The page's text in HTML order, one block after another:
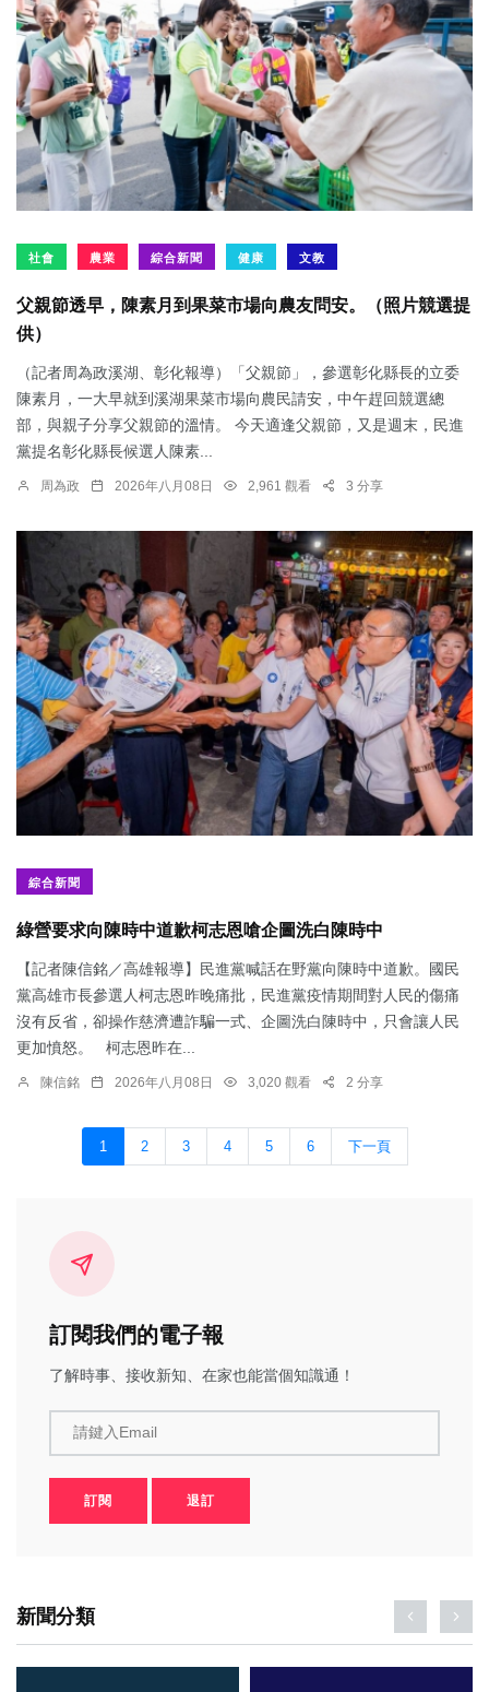
社會 農業 綜合新聞 健康 文教
父親節透早，陳素月到果菜市場向農友問安。（照片競選提
供）
（記者周為政溪湖、彰化報導）「父親節」，參選彰化縣長的立委
陳素月，一大早就到溪湖果菜市場向農民請安，中午趕回競選總
部，與親子分享父親節的溫情。 今天適逢父親節，又是週末，民進
黨提名彰化縣長候選人陳素...
周為政 2026年八月08日 2,961 觀看 3 分享
綜合新聞
綠營要求向陳時中道歉柯志恩嗆企圖洗白陳時中
【記者陳信銘／高雄報導】民進黨喊話在野黨向陳時中道歉。國民
黨高雄市長參選人柯志恩昨晚痛批，民進黨疫情期間對人民的傷痛
沒有反省，卻操作慈濟遭詐騙一式、企圖洗白陳時中，只會讓人民
更加憤怒。 柯志恩昨在...
陳信銘 2026年八月08日 3,020 觀看 2 分享
1 2 3 4 5 6 下一頁
訂閱我們的電子報
了解時事、接收新知、在家也能當個知識通！
請鍵入Email
訂閱 退訂
新聞分類